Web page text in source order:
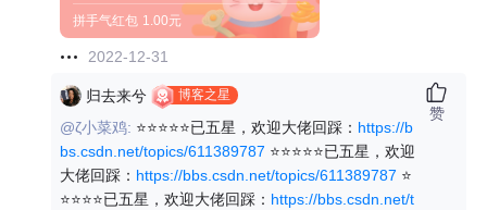
拼手气红包 1.00元
2022-12-31
归去来兮 博客之星
@ζ小菜鸡: ⭐⭐⭐⭐⭐已五星，欢迎大佬回踩： https://b
bs.csdn.net/topics/611389787 ⭐⭐⭐⭐⭐已五星，欢迎
大佬回踩： https://bbs.csdn.net/topics/611389787 ⭐
⭐⭐⭐⭐已五星，欢迎大佬回踩： https://bbs.csdn.net/t
赞